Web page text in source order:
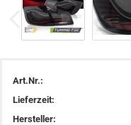
Art.Nr.:
Lieferzeit:
Hersteller: